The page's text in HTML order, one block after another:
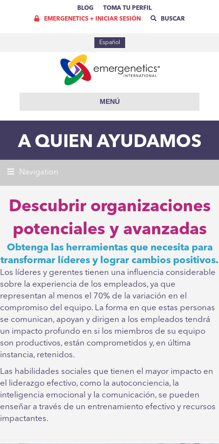
BLOG
TOMA TU PERFIL
EMERGENETICS + INICIAR SESIÓN
BUSCAR
Español
MENÚ
A QUIEN AYUDAMOS
Navigation
Descubrir organizaciones
potenciales y avanzadas
Obtenga las herramientas que necesita para
transformar líderes y lograr cambios positivos.
Los líderes y gerentes tienen una influencia considerable
sobre la experiencia de los empleados, ya que
representan al menos el 70% de la variación en el
compromiso del equipo. La forma en que estas personas
se comunican, apoyan y dirigen a los empleados tendrá
un impacto profundo en si los miembros de su equipo
son productivos, están comprometidos y, en última
instancia, retenidos.
Las habilidades sociales que tienen el mayor impacto en
el liderazgo efectivo, como la autoconciencia, la
inteligencia emocional y la comunicación, se pueden
enseñar a través de un entrenamiento efectivo y recursos
impactantes.